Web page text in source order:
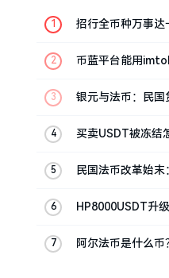
招行全币种万事达
币蓝平台能用
银元与法币：民国
买卖USDT被冻结
民国法币改革始
HP8000USDT升
阿尔法币是什么